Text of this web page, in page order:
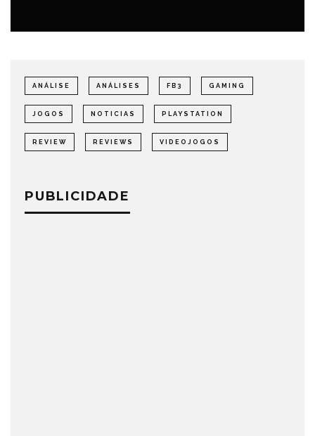
ANÁLISE ANÁLISES FB3 GAMING
JOGOS NOTICIAS PLAYSTATION
REVIEW REVIEWS VIDEOJOGOS
PUBLICIDADE